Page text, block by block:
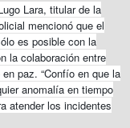
Lara, titular de la
mencionó que el
es posible con la
la colaboración entre
paz. “Confío en que la
anomalía en tiempo
atender los incidentes